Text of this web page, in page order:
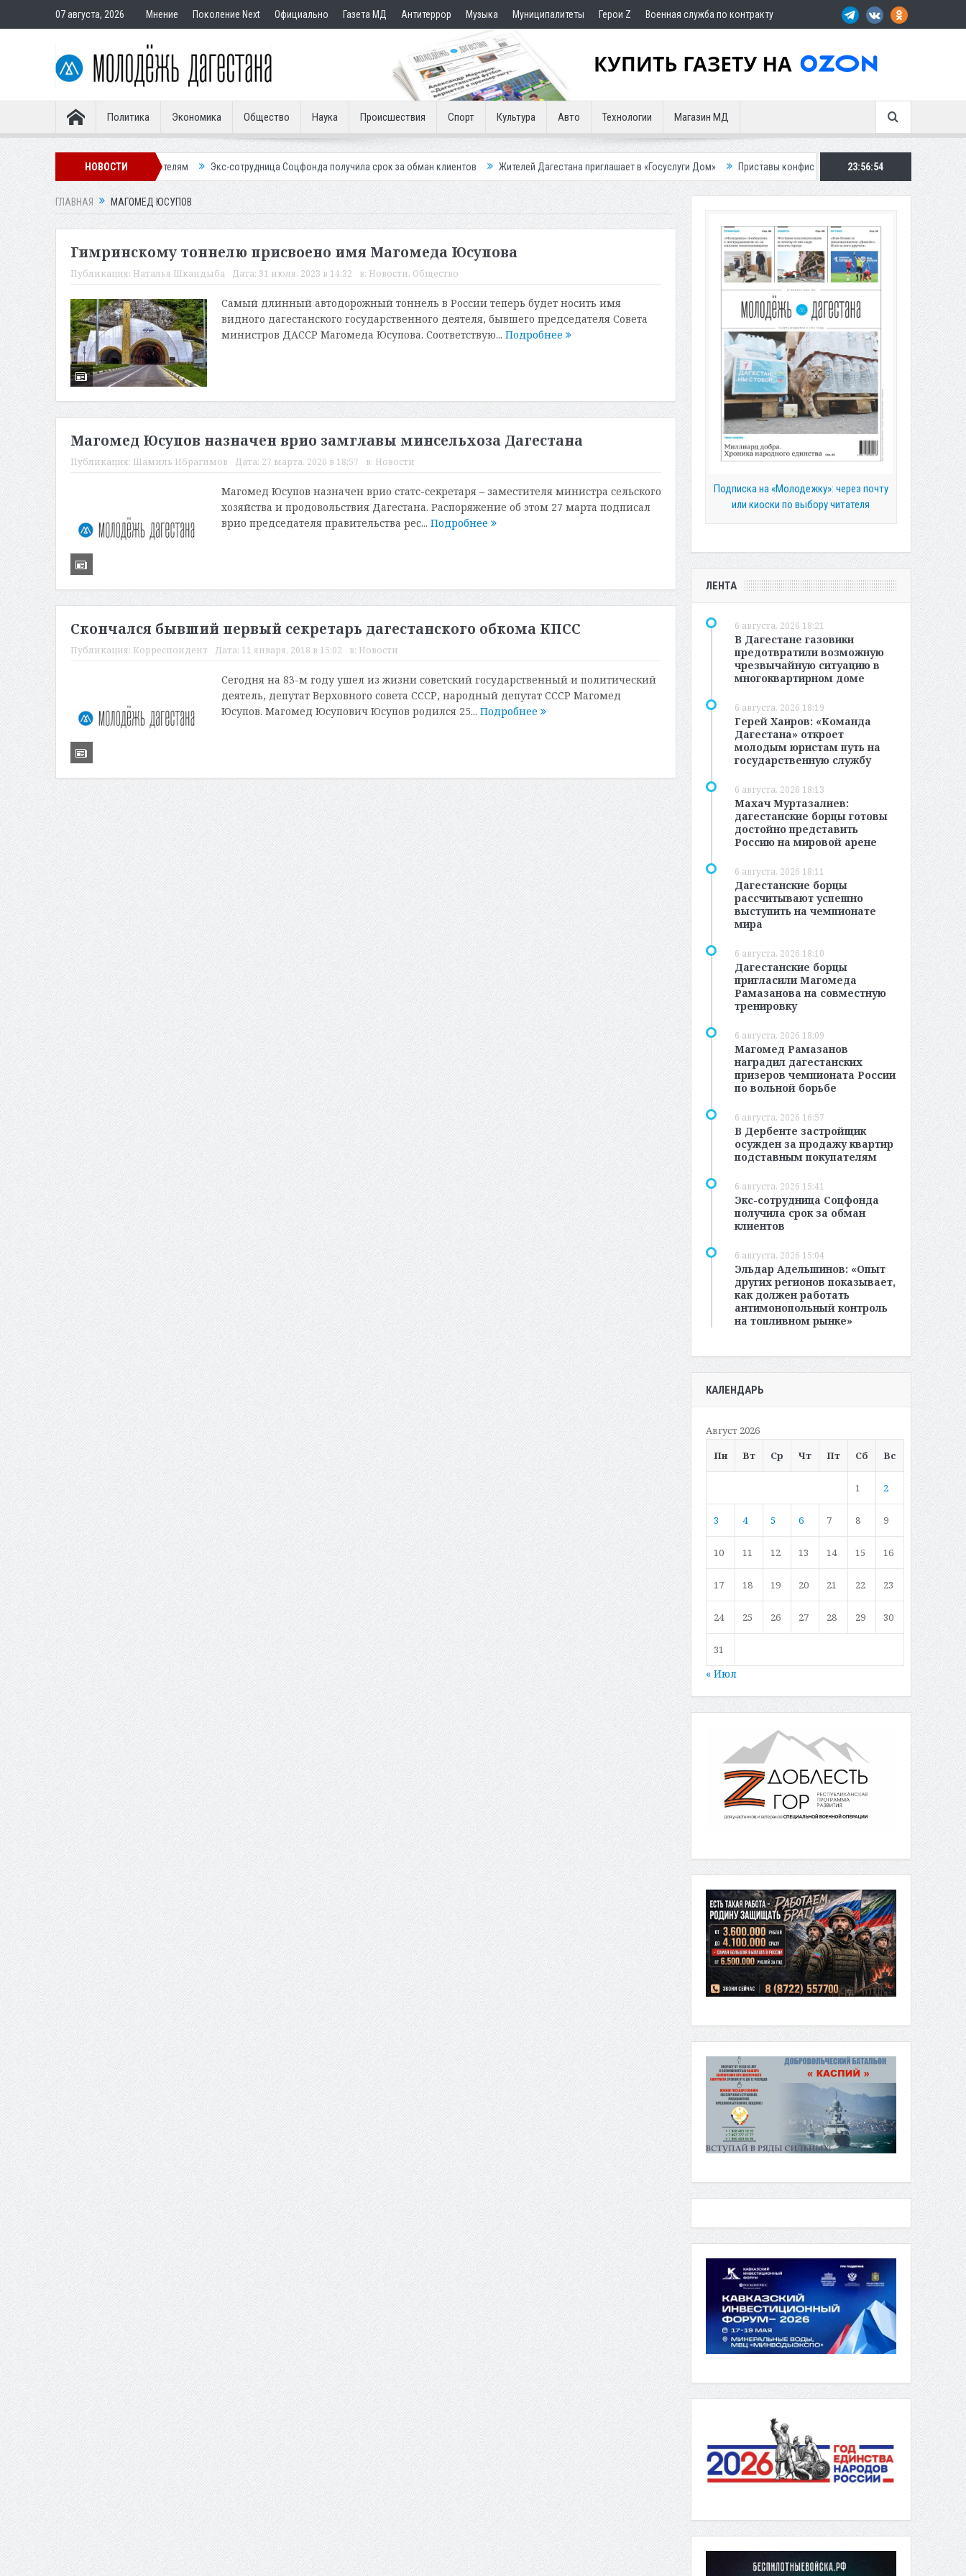
07 августа, 2026 Мнение Поколение Next Официально Газета МД Антитеррор Музыка Муниципалитеты Герои Z Военная служба по контракту
Политика Экономика Общество Наука Происшествия Спорт Культура Авто Технологии Магазин МД
НОВОСТИ
подставным покупателям Экс-сотрудница Соцфонда получила срок за обман клиентов Жителей Дагестана приглашает в «Госуслуги Дом» Приставы конфисковали двух бурых медведей у жителя Дагестана
23:56:55
ГЛАВНАЯ МАГОМЕД ЮСУПОВ
Гимринскому тоннелю присвоено имя Магомеда Юсупова
Публикация: Наталья Шкандыба Дата: 31 июля, 2023 в 14:32 в: Новости, Общество
Самый длинный автодорожный тоннель в России теперь будет носить имя
видного дагестанского государственного деятеля, бывшего председателя Совета
министров ДАССР Магомеда Юсупова. Соответствую... Подробнее
Магомед Юсупов назначен врио замглавы минсельхоза Дагестана
Публикация: Шамиль Ибрагимов Дата: 27 марта, 2020 в 18:57 в: Новости
Магомед Юсупов назначен врио статс-секретаря – заместителя министра сельского
хозяйства и продовольствия Дагестана. Распоряжение об этом 27 марта подписал
врио председателя правительства рес... Подробнее
Скончался бывший первый секретарь дагестанского обкома КПСС
Публикация: Корреспондент Дата: 11 января, 2018 в 15:02 в: Новости
Сегодня на 83-м году ушел из жизни советский государственный и политический
деятель, депутат Верховного совета СССР, народный депутат СССР Магомед
Юсупов. Магомед Юсупович Юсупов родился 25... Подробнее
Подписка на «Молодежку»: через почту
или киоски по выбору читателя
ЛЕНТА
6 августа, 2026 18:21
В Дагестане газовики
предотвратили возможную
чрезвычайную ситуацию в
многоквартирном доме
6 августа, 2026 18:19
Герей Хаиров: «Команда
Дагестана» откроет
молодым юристам путь на
государственную службу
6 августа, 2026 18:13
Махач Муртазалиев:
дагестанские борцы готовы
достойно представить
Россию на мировой арене
6 августа, 2026 18:11
Дагестанские борцы
рассчитывают успешно
выступить на чемпионате
мира
6 августа, 2026 18:10
Дагестанские борцы
пригласили Магомеда
Рамазанова на совместную
тренировку
6 августа, 2026 18:09
Магомед Рамазанов
наградил дагестанских
призеров чемпионата России
по вольной борьбе
6 августа, 2026 16:57
В Дербенте застройщик
осужден за продажу квартир
подставным покупателям
6 августа, 2026 15:41
Экс-сотрудница Соцфонда
получила срок за обман
клиентов
6 августа, 2026 15:04
Эльдар Адельшинов: «Опыт
других регионов показывает,
как должен работать
антимонопольный контроль
на топливном рынке»
КАЛЕНДАРЬ
Август 2026
Пн
Вт Ср Чт Пт Сб Вс
1 2
3 4 5 6 7 8 9
10 11 12 13 14 15 16
17 18 19 20 21 22 23
24 25 26 27 28 29 30
31
« Июл